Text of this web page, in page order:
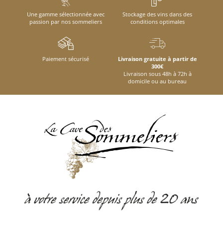
Une gamme sélectionnée avec
passion par nos sommeliers
Stockage des vins dans des
conditions optimales
Paiement sécurisé
Livraison gratuite à partir de
300€
Livraison sous 48h à 72h à
domicile ou au bureau